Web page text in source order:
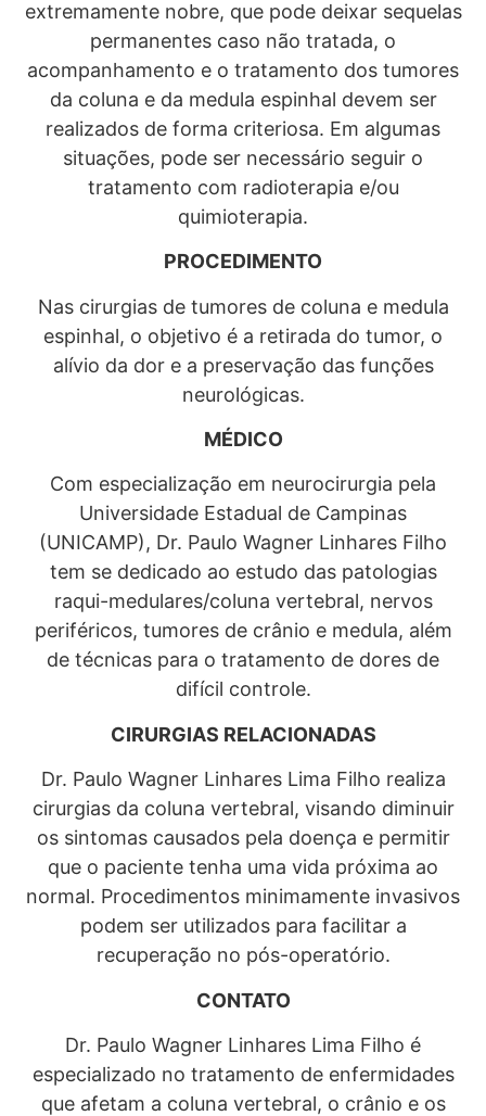
extremamente nobre, que pode deixar sequelas
permanentes caso não tratada, o
acompanhamento e o tratamento dos tumores
da coluna e da medula espinhal devem ser
realizados de forma criteriosa. Em algumas
situações, pode ser necessário seguir o
tratamento com radioterapia e/ou
quimioterapia.
PROCEDIMENTO
Nas cirurgias de tumores de coluna e medula
espinhal, o objetivo é a retirada do tumor, o
alívio da dor e a preservação das funções
neurológicas.
MÉDICO
Com especialização em neurocirurgia pela
Universidade Estadual de Campinas
(UNICAMP), Dr. Paulo Wagner Linhares Filho
tem se dedicado ao estudo das patologias
raqui-medulares/coluna vertebral, nervos
periféricos, tumores de crânio e medula, além
de técnicas para o tratamento de dores de
difícil controle.
CIRURGIAS RELACIONADAS
Dr. Paulo Wagner Linhares Lima Filho realiza
cirurgias da coluna vertebral, visando diminuir
os sintomas causados pela doença e permitir
que o paciente tenha uma vida próxima ao
normal. Procedimentos minimamente invasivos
podem ser utilizados para facilitar a
recuperação no pós-operatório.
CONTATO
Dr. Paulo Wagner Linhares Lima Filho é
especializado no tratamento de enfermidades
que afetam a coluna vertebral, o crânio e os